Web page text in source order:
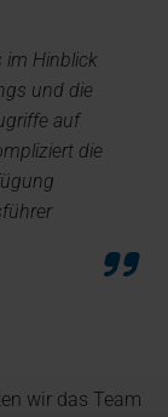
im Hinblick
und die
auf
die
wir das Team